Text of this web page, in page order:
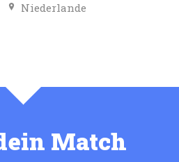
Niederlande
Match